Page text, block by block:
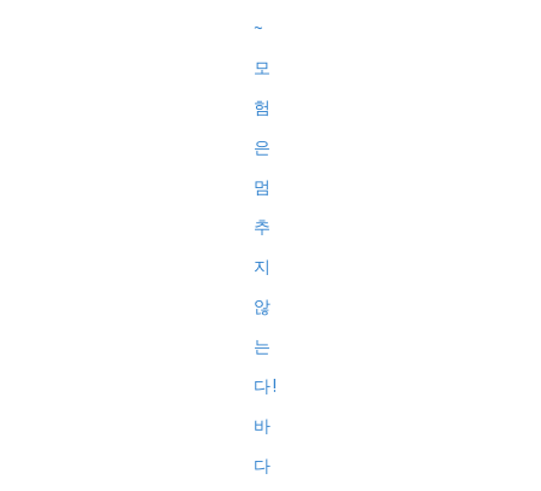
~
모
험
은
멈
추
지
않
는
다!
바
다